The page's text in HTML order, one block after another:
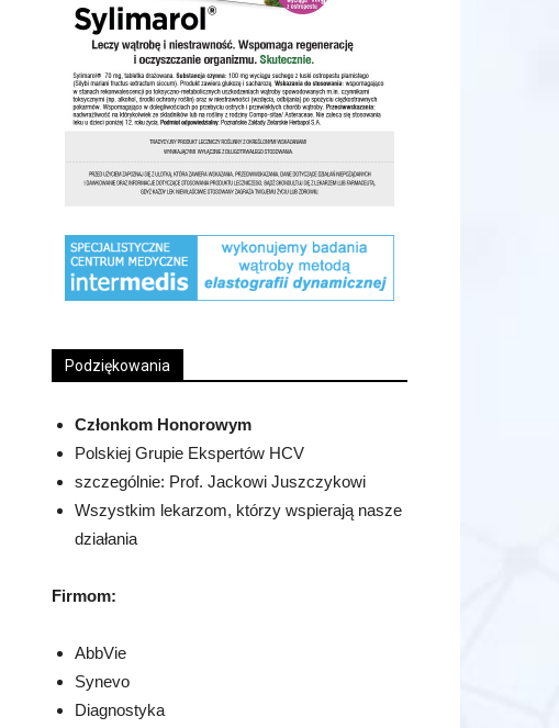
Podziękowania
Członkom Honorowym
Polskiej Grupie Ekspertów HCV
szczególnie: Prof. Jackowi Juszczykowi
Wszystkim lekarzom, którzy wspierają nasze
działania
Firmom:
AbbVie
Synevo
Diagnostyka